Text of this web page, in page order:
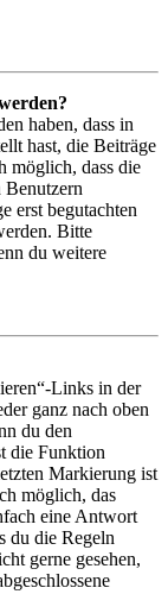
haben, dass in
hast, die Beiträge
möglich, dass die
erst begutachten
Bitte
du weitere
Links in der
ganz nach oben
du den
die Funktion
Markierung ist
möglich, das
eine Antwort
du die Regeln
gerne gesehen,